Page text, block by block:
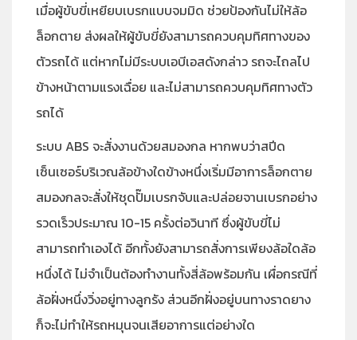
เมื่อผู้ขับขี่เหยียบเบรกแบบจมมิด ช่วยป้องกันไม่ให้ล้อ
ล็อกตาย ส่งผลให้ผู้ขับขี่ยังสามารถควบคุมทิศทางของ
ตัวรถได้ แต่หากไม่มีระบบเอบีเอสดังกล่าว รถจะไถลไป
ข้างหน้าตามแรงเฉื่อย และไม่สามารถควบคุมทิศทางตัว
รถได้
ระบบ ABS จะสั่งงานด้วยสมองกล หากพบว่าสปีด
เซ็นเซอร์บริเวณล้อข้างใดข้างหนึ่งเริ่มมีอาการล็อกตาย
สมองกลจะสั่งให้ชุดปั๊มเบรกจับและปล่อยจานเบรกอย่าง
รวดเร็วประมาณ 10-15 ครั้งต่อวินาที ซึ่งผู้ขับขี่ไม่
สามารถทำเองได้ อีกทั้งยังสามารถสั่งการเพียงล้อใดล้อ
หนึ่งได้ ไม่จำเป็นต้องทำงานทั้งสี่ล้อพร้อมกัน เผื่อกรณีที่
ล้อฝั่งหนึ่งวิ่งอยู่ทางลูกรัง ส่วนอีกฝั่งอยู่บนทางราดยาง
ก็จะไม่ทำให้รถหมุนจนเสียอาการแต่อย่างใด